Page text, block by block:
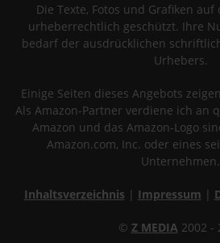
Die Texte, Fotos und Grafiken
urheberrechtlich geschützt. Ihre
bedarf der ausdrücklichen
Urhebers.
Einige Seiten dieses Angebots
Als Amazon-Partner verdiene ich an
Amazon und das Amazon-Logo
Amazon.com, Inc. oder eines
Unternehmen.
Inhaltsverzeichnis | Impressum |
© Z MEDIA 2002 -